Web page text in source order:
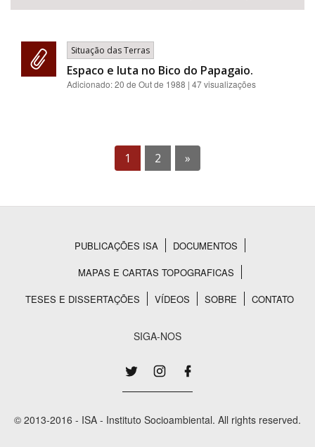
Situação das Terras
Espaco e luta no Bico do Papagaio.
Adicionado:20 de Out de 1988 | 47 visualizações
1 2 »
Rodapé
PUBLICAÇÕES ISA
DOCUMENTOS
MAPAS E CARTAS TOPOGRAFICAS
TESES E DISSERTAÇÕES
VÍDEOS SOBRE CONTATO
SIGA-NOS
© 2013-2016 - ISA - Instituto Socioambiental. All rights reserved.